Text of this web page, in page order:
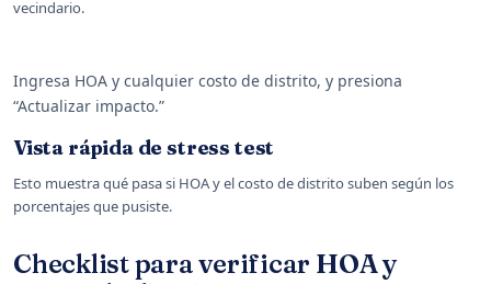
vecindario.
Ingresa HOA y cualquier costo de distrito, y presiona
“Actualizar impacto.”
Vista rápida de stress test
Esto muestra qué pasa si HOA y el costo de distrito suben según los
porcentajes que pusiste.
Checklist para verificar HOA y